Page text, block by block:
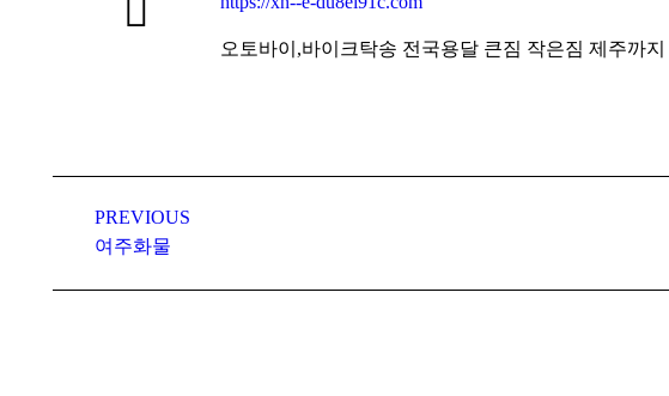
오토바이,바이크탁송 전국용달 큰짐 작은짐 제주까지
navigation
PREVIOUS
Previous
여주화물